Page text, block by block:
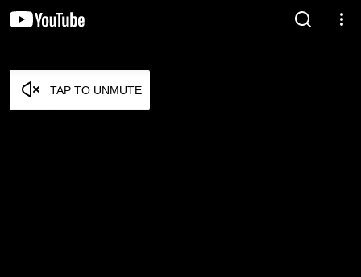
TAP TO UNMUTE